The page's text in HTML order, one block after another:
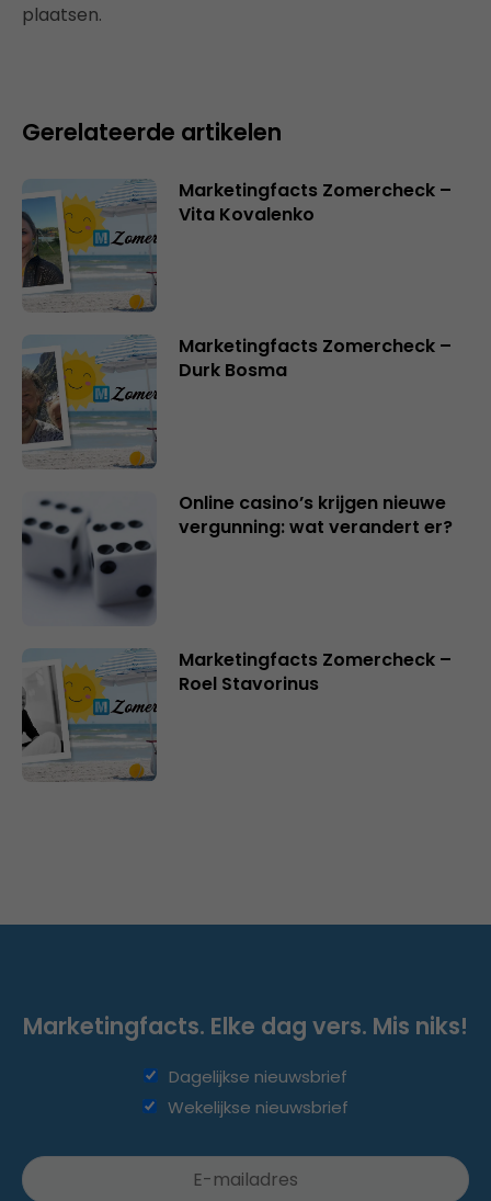
plaatsen.
Gerelateerde artikelen
Marketingfacts Zomercheck –
Vita Kovalenko
Marketingfacts Zomercheck –
Durk Bosma
Online casino’s krijgen nieuwe
vergunning: wat verandert er?
Marketingfacts Zomercheck –
Roel Stavorinus
Marketingfacts. Elke dag vers. Mis niks!
Dagelijkse nieuwsbrief
Wekelijkse nieuwsbrief